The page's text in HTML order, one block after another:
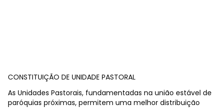
CONSTITUIÇÃO DE UNIDADE PASTORAL
As Unidades Pastorais, fundamentadas na união estável de
paróquias próximas, permitem uma melhor distribuição